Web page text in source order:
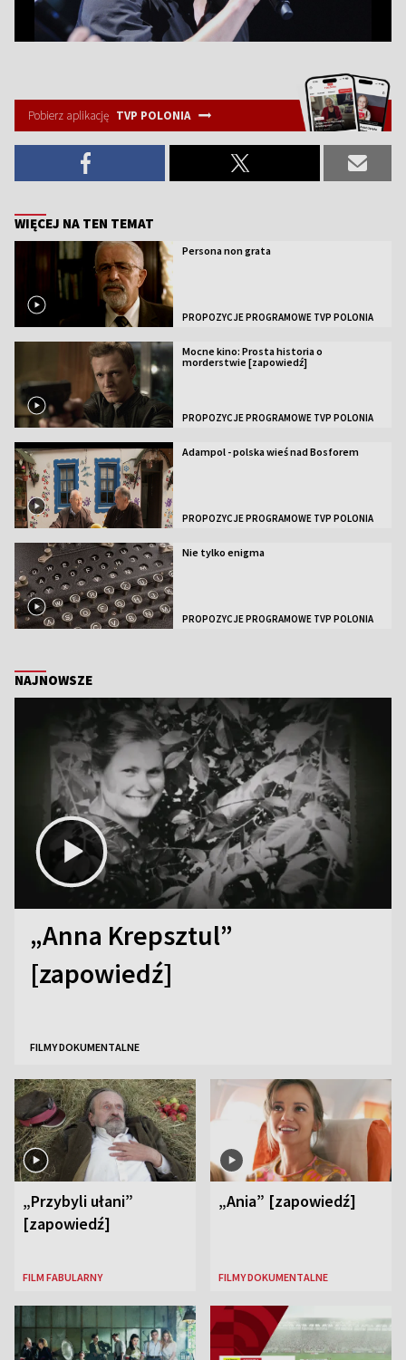
Pobierz aplikację TVP POLONIA
WIĘCEJ NA TEN TEMAT
Persona non grata
PROPOZYCJE PROGRAMOWE TVP POLONIA
Mocne kino: Prosta historia o
morderstwie [zapowiedź]
PROPOZYCJE PROGRAMOWE TVP POLONIA
Adampol - polska wieś nad Bosforem
PROPOZYCJE PROGRAMOWE TVP POLONIA
Nie tylko enigma
PROPOZYCJE PROGRAMOWE TVP POLONIA
NAJNOWSZE
„Anna Krepsztul”
[zapowiedź]
FILMY DOKUMENTALNE
„Przybyli ułani”
[zapowiedź]
FILM FABULARNY
„Ania” [zapowiedź]
FILMY DOKUMENTALNE